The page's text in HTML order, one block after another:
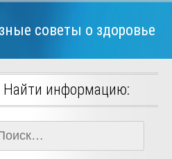
советы о здоровье
Найти информацию: